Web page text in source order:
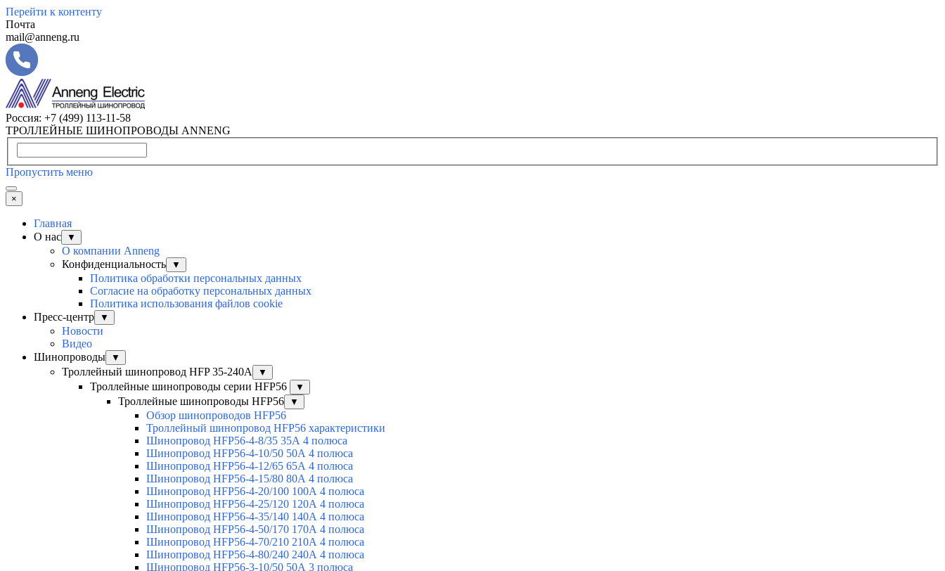
Перейти к контенту
Почта
mail@anneng.ru
Россия: +7 (499) 113-11-58
ТРОЛЛЕЙНЫЕ ШИНОПРОВОДЫ ANNENG
Пропустить меню
×
Главная
О нас
▼
О компании Anneng
Конфиденциальность
▼
Политика обработки персональных данных
Согласие на обработку персональных данных
Политика использования файлов cookie
Пресс-центр
▼
Новости
Видео
Шинопроводы
▼
Троллейный шинопровод HFP 35-240А ▼
Троллейные шинопроводы серии HFP56 ▼
Троллейные шинопроводы HFP56 ▼
Обзор шинопроводов HFP56
Троллейный шинопровод HFP56 характеристики
Шинопровод HFP56-4-8/35 35А 4 полюса
Шинопровод HFP56-4-10/50 50А 4 полюса
Шинопровод HFP56-4-12/65 65А 4 полюса
Шинопровод HFP56-4-15/80 80А 4 полюса
Шинопровод HFP56-4-20/100 100А 4 полюса
Шинопровод HFP56-4-25/120 120А 4 полюса
Шинопровод HFP56-4-35/140 140А 4 полюса
Шинопровод HFP56-4-50/170 170А 4 полюса
Шинопровод HFP56-4-70/210 210А 4 полюса
Шинопровод HFP56-4-80/240 240А 4 полюса
Шинопровод HFP56-3-10/50 50А 3 полюса